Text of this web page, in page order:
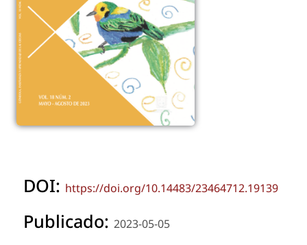
DOI: https://doi.org/10.14483/23464712.19139
Publicado: 2023-05-05